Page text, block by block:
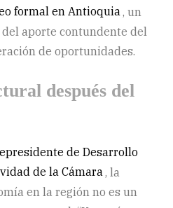
formal en Antioquia, un
aporte contundente del
de oportunidades.
después del
de Desarrollo
de la Cámara, la
en la región no es un